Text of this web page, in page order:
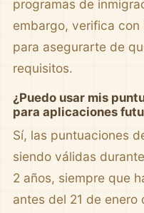
programas de
embargo, verifica
para asegurarte de
requisitos.
¿Puedo usar mis
para aplicaciones
Sí, las puntuaciones
siendo válidas
2 años, siempre que
antes del 21 de enero